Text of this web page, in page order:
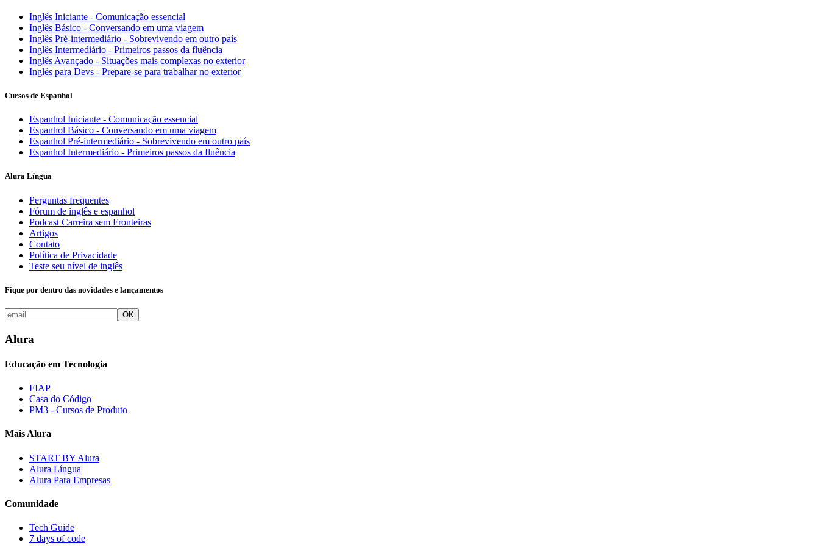
Inglês Iniciante - Comunicação essencial
Inglês Básico - Conversando em uma viagem
Inglês Pré-intermediário - Sobrevivendo em outro país
Inglês Intermediário - Primeiros passos da fluência
Inglês Avançado - Situações mais complexas no exterior
Inglês para Devs - Prepare-se para trabalhar no exterior
Cursos de Espanhol
Espanhol Iniciante - Comunicação essencial
Espanhol Básico - Conversando em uma viagem
Espanhol Pré-intermediário - Sobrevivendo em outro país
Espanhol Intermediário - Primeiros passos da fluência
Alura Língua
Perguntas frequentes
Fórum de inglês e espanhol
Podcast Carreira sem Fronteiras
Artigos
Contato
Política de Privacidade
Teste seu nível de inglês
Fique por dentro das novidades e lançamentos
OK
Alura
Educação em Tecnologia
FIAP
Casa do Código
PM3 - Cursos de Produto
Mais Alura
START BY Alura
Alura Língua
Alura Para Empresas
Comunidade
Tech Guide
7 days of code